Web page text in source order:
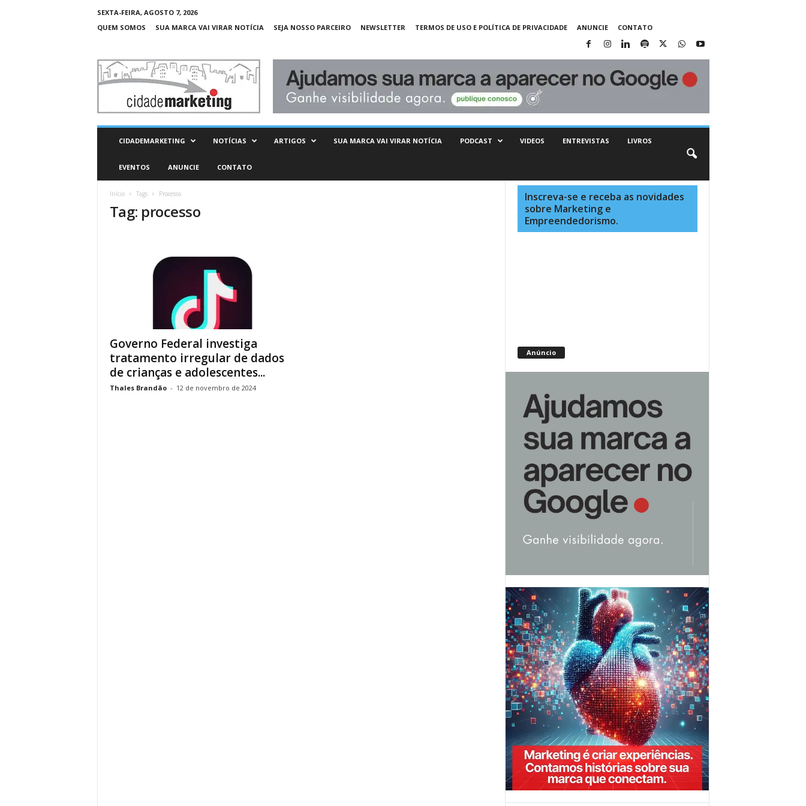
SEXTA-FEIRA, AGOSTO 7, 2026
QUEM SOMOS
SUA MARCA VAI VIRAR NOTÍCIA SEJA NOSSO PARCEIRO NEWSLETTER TERMOS DE USO E POLÍTICA DE PRIVACIDADE ANUNCIE CONTATO
C
d
CIDADEMARKETING NOTÍCIAS ARTIGOS SUA MARCA VAI VIRAR NOTÍCIA PODCAST VIDEOS ENTREVISTAS LIVROS
EVENTOS ANUNCIE CONTATO
Início Tags Processo
Tag: processo
Governo Federal investiga
tratamento irregular de dados
de crianças e adolescentes...
Thales Brandão - 12 de novembro de 2024
Inscreva-se e receba as novidades
sobre Marketing e
Empreendedorismo.
Anúncio